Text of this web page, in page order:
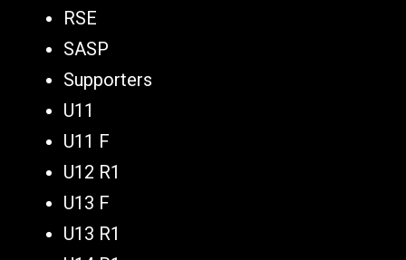
RSE
SASP
Supporters
U11
U11 F
U12 R1
U13 F
U13 R1